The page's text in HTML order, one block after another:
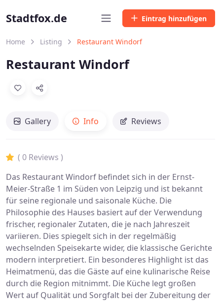
Stadtfox.de Eintrag hinzufügen
Home Listing Restaurant Windorf
Restaurant Windorf
Gallery Info Reviews
( 0 Reviews )
Das Restaurant Windorf befindet sich in der Ernst-
Meier-Straße 1 im Süden von Leipzig und ist bekannt
für seine regionale und saisonale Küche. Die
Philosophie des Hauses basiert auf der Verwendung
frischer, regionaler Zutaten, die je nach Jahreszeit
variieren. Dies spiegelt sich in der regelmäßig
wechselnden Speisekarte wider, die klassische Gerichte
modern interpretiert. Ein besonderes Highlight ist das
Heimatmenü, das die Gäste auf eine kulinarische Reise
durch die Region mitnimmt. Die Küche legt großen
Wert auf Qualität und Sorgfalt bei der Zubereitung der